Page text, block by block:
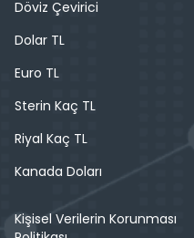
Döviz Çevirici
Dolar TL
Euro TL
Sterin Kaç TL
Riyal Kaç TL
Kanada Doları
Kişisel Verilerin Korunması